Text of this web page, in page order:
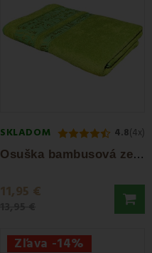
SKLADOM 4.8(4x)
O
suška bambusová zelená 70 x 140 cm EMI
11,95 €
Zľava -14%